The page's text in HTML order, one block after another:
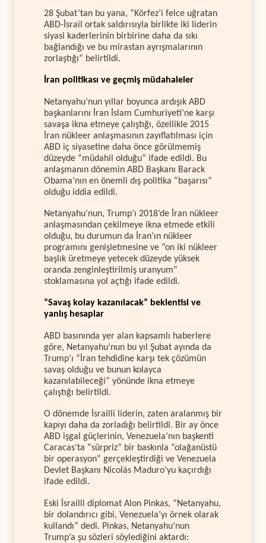
28 Şubat’tan bu yana, “Körfez’i felce uğratan
ABD-İsrail ortak saldırısıyla birlikte iki liderin
siyasi kaderlerinin birbirine daha da sıkı
bağlandığı ve bu mirastan ayrışmalarının
zorlaştığı” belirtildi.
İran politikası ve geçmiş müdahaleler
Netanyahu’nun yıllar boyunca ardışık ABD
başkanlarını İran İslam Cumhuriyeti’ne karşı
savaşa ikna etmeye çalıştığı, özellikle 2015
İran nükleer anlaşmasının zayıflatılması için
ABD iç siyasetine daha önce görülmemiş
düzeyde “müdahil olduğu” ifade edildi. Bu
anlaşmanın dönemin ABD Başkanı Barack
Obama’nın en önemli dış politika “başarısı”
olduğu iddia edildi.
Netanyahu’nun, Trump’ı 2018’de İran nükleer
anlaşmasından çekilmeye ikna etmede etkili
olduğu, bu durumun da İran’ın nükleer
programını genişletmesine ve “on iki nükleer
başlık üretmeye yetecek düzeyde yüksek
oranda zenginleştirilmiş uranyum”
stoklamasına yol açtığı ifade edildi.
“Savaş kolay kazanılacak” beklentisi ve
yanlış hesaplar
ABD basınında yer alan kapsamlı haberlere
göre, Netanyahu’nun bu yıl Şubat ayında da
Trump’ı “İran tehdidine karşı tek çözümün
savaş olduğu ve bunun kolayca
kazanılabileceği” yönünde ikna etmeye
çalıştığı belirtildi.
O dönemde İsrailli liderin, zaten aralanmış bir
kapıyı daha da zorladığı belirtildi. Bir ay önce
ABD işgal güçlerinin, Venezuela’nın başkenti
Caracas’ta “sürpriz” bir baskınla “olağanüstü
bir operasyon” gerçekleştirdiği ve Venezuela
Devlet Başkanı Nicolás Maduro’yu kaçırdığı
ifade edildi.
Eski İsrailli diplomat Alon Pinkas, “Netanyahu,
bir dolandırıcı gibi, Venezuela’yı örnek olarak
kullandı” dedi. Pinkas, Netanyahu’nun
Trump’a şu sözleri söylediğini aktardı: